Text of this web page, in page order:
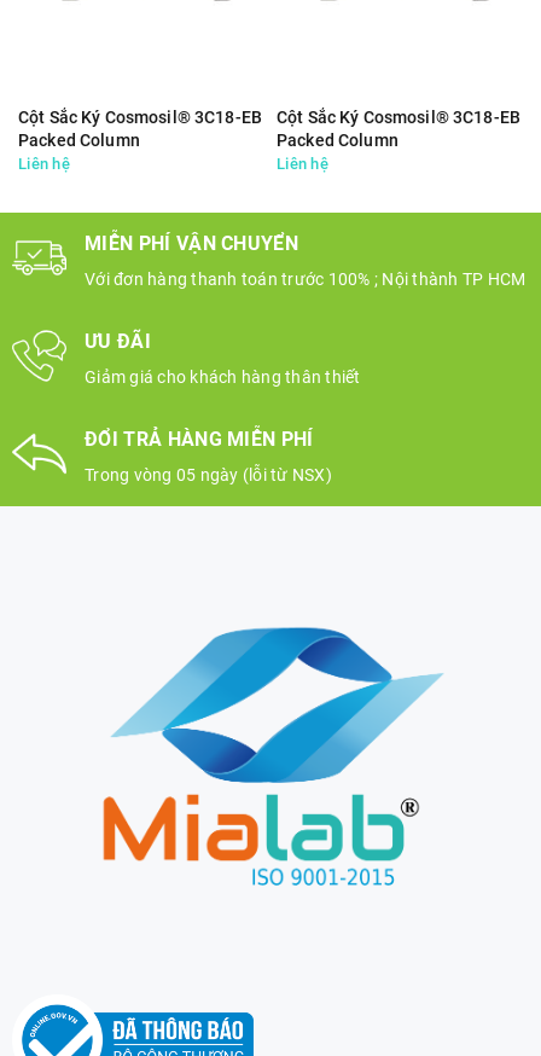
Cột Sắc Ký Cosmosil® 3C18-EB
Packed Column
2.0mmI.D.x150mm - USP L1
Liên hệ
Cột Sắc Ký Cosmosil® 3C18-EB
Packed Column
2.0mmI.D.x250mm - USP L1
Liên hệ
MIỄN PHÍ VẬN CHUYỂN
Với đơn hàng thanh toán trước 100% ; Nội thành TP HCM
ƯU ĐÃI
Giảm giá cho khách hàng thân thiết
ĐỔI TRẢ HÀNG MIỄN PHÍ
Trong vòng 05 ngày (lỗi từ NSX)